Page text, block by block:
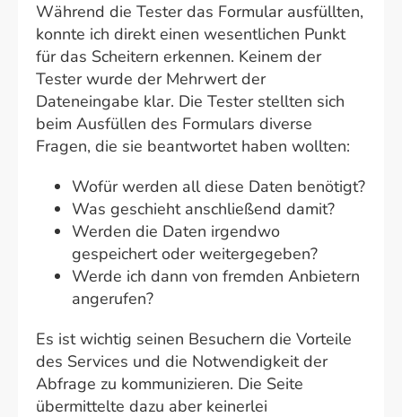
Während die Tester das Formular ausfüllten,
konnte ich direkt einen wesentlichen Punkt
für das Scheitern erkennen. Keinem der
Tester wurde der Mehrwert der
Dateneingabe klar. Die Tester stellten sich
beim Ausfüllen des Formulars diverse
Fragen, die sie beantwortet haben wollten:
Wofür werden all diese Daten benötigt?
Was geschieht anschließend damit?
Werden die Daten irgendwo
gespeichert oder weitergegeben?
Werde ich dann von fremden Anbietern
angerufen?
Es ist wichtig seinen Besuchern die Vorteile
des Services und die Notwendigkeit der
Abfrage zu kommunizieren. Die Seite
übermittelte dazu aber keinerlei